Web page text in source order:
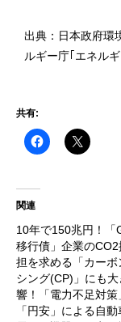
出典：日本政府環
ルギー庁｢エネル
共有:
関連
10年で150兆円！「
移行債」企業のCO2
担を求める「カーボ
シング(CP)」にも
響！「電力不足対策
「円安」による自